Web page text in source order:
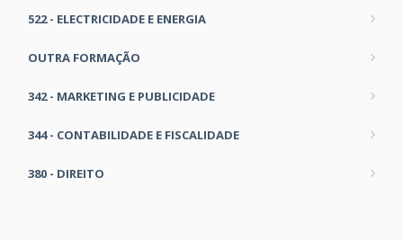
522 - ELECTRICIDADE E ENERGIA
OUTRA FORMAÇÃO
342 - MARKETING E PUBLICIDADE
344 - CONTABILIDADE E FISCALIDADE
380 - DIREITO